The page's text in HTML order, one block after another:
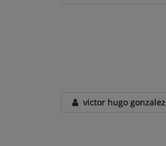
victor hugo gonzalez